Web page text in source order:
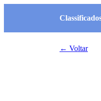
← Voltar